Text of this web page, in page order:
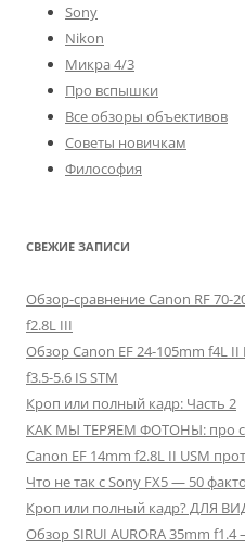
Sony
Nikon
Микра 4/3
Про вспышки
Все обзоры объективов
Советы новичкам
Философия
СВЕЖИЕ ЗАПИСИ
Обзор-сравнение Canon RF 70-
f2.8L III
Обзор Canon EF 24-105mm f4L II
f3.5-5.6 IS STM
Кроп или полный кадр: Часть 2
КАК МЫ ТЕРЯЕМ ФОТОНЫ: про
Canon EF 14mm f2.8L II USM
Что не так с Sony FX5 — 50
Кроп или полный кадр? ДЛЯ
Обзор SIRUI AURORA 35mm